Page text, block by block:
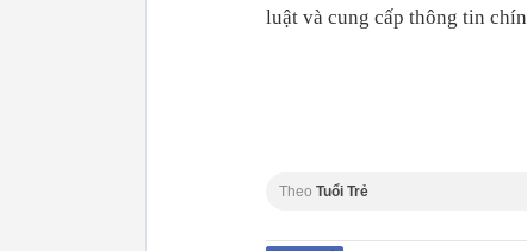
luật và cung cấp thông tin
Theo Tuổi Trẻ